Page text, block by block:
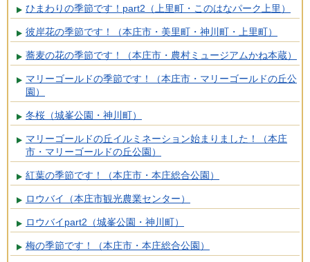
ひまわりの季節です！part2（上里町・このはなパーク上里）
彼岸花の季節です！（本庄市・美里町・神川町・上里町）
蕎麦の花の季節です！（本庄市・農村ミュージアムかね本蔵）
マリーゴールドの季節です！（本庄市・マリーゴールドの丘公
園）
冬桜（城峯公園・神川町）
マリーゴールドの丘イルミネーション始まりました！（本庄
市・マリーゴールドの丘公園）
紅葉の季節です！（本庄市・本庄総合公園）
ロウバイ（本庄市観光農業センター）
ロウバイpart2（城峯公園・神川町）
梅の季節です！（本庄市・本庄総合公園）